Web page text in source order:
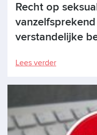
Recht op
verstandelijke
Lees verder